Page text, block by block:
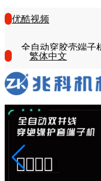
优酷视频
全自动穿胶壳端子
繁体中文